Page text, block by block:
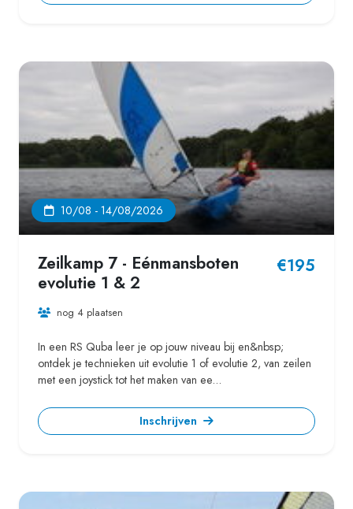
10/08 - 14/08/2026
Zeilkamp 7 - Eénmansboten
evolutie 1 & 2
€195
nog 4 plaatsen
In een RS Quba leer je op jouw niveau bij en&nbsp;
ontdek je technieken uit evolutie 1 of evolutie 2, van zeilen
met een joystick tot het maken van ee...
Inschrijven